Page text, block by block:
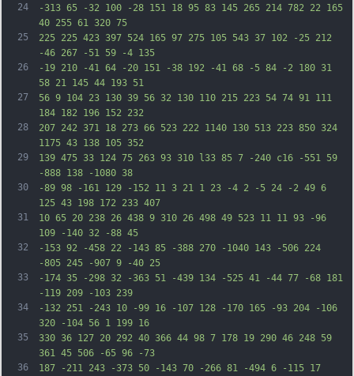
24
25
26
27
28
29
30
31
32
33
34
35
36
-313 65 -32 100 -28 151 18 95 83 145 265 214 782 22 165
40 255 61 320 75
225 225 423 397 524 165 97 275 105 543 37 102 -25 212
-46 267 -51 59 -4 135
-19 210 -41 64 -20 151 -38 192 -41 68 -5 84 -2 180 31
58 21 145 44 193 51
56 9 104 23 130 39 56 32 130 110 215 223 54 74 91 111
184 182 196 152 232
207 242 371 18 273 66 523 222 1140 130 513 223 850 324
1175 43 138 105 352
139 475 33 124 75 263 93 310 l33 85 7 -240 c16 -551 59
-888 138 -1080 38
-89 98 -161 129 -152 11 3 21 1 23 -4 2 -5 24 -2 49 6
125 43 198 172 233 407
10 65 20 238 26 438 9 310 26 498 49 523 11 11 93 -96
109 -140 32 -88 45
-153 92 -458 22 -143 85 -388 270 -1040 143 -506 224
-805 245 -907 9 -40 25
-174 35 -298 32 -363 51 -439 134 -525 41 -44 77 -68 181
-119 209 -103 239
-132 251 -243 10 -99 16 -107 128 -170 165 -93 204 -106
320 -104 56 1 199 16
330 36 127 20 292 40 366 44 98 7 178 19 290 46 248 59
361 45 506 -65 96 -73
187 -211 243 -373 50 -143 70 -266 81 -494 6 -115 17